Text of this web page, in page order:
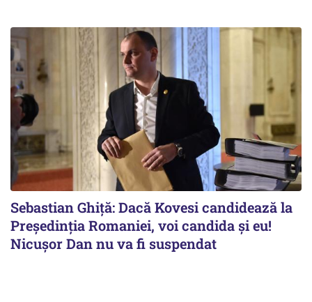
Sebastian Ghiță: Dacă Kovesi candidează la
Președinția Romaniei, voi candida și eu!
Nicușor Dan nu va fi suspendat